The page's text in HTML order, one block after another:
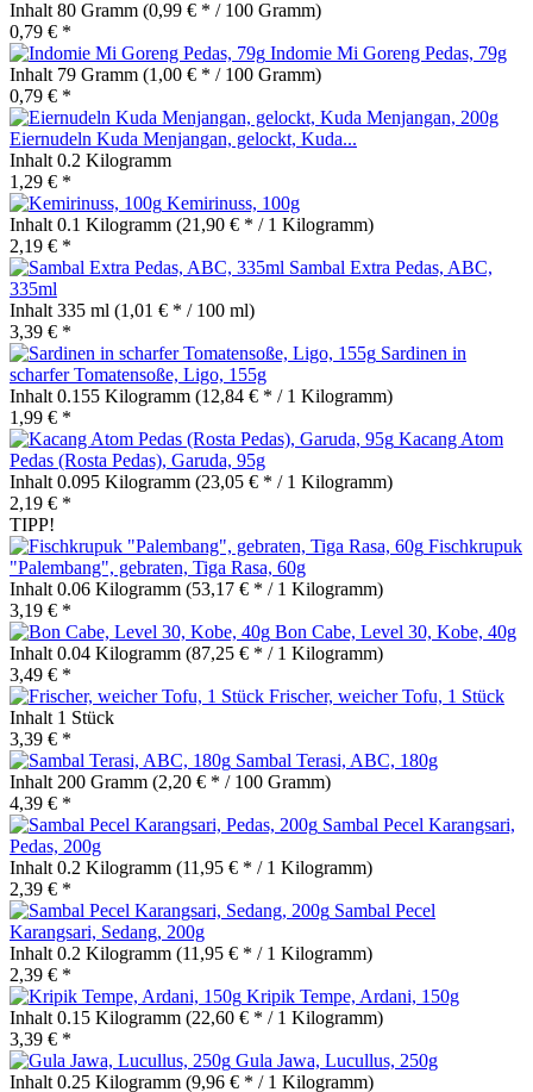
Inhalt 80 Gramm (0,99 € * / 100 Gramm)
0,79 € *
Indomie Mi Goreng Pedas, 79g
Inhalt 79 Gramm (1,00 € * / 100 Gramm)
0,79 € *
Eiernudeln Kuda Menjangan, gelockt, Kuda...
Inhalt 0.2 Kilogramm
1,29 € *
Kemirinuss, 100g
Inhalt 0.1 Kilogramm (21,90 € * / 1 Kilogramm)
2,19 € *
Sambal Extra Pedas, ABC,
335ml
Inhalt 335 ml (1,01 € * / 100 ml)
3,39 € *
Sardinen in
scharfer Tomatensoße, Ligo, 155g
Inhalt 0.155 Kilogramm (12,84 € * / 1 Kilogramm)
1,99 € *
Kacang Atom
Pedas (Rosta Pedas), Garuda, 95g
Inhalt 0.095 Kilogramm (23,05 € * / 1 Kilogramm)
2,19 € *
TIPP!
Fischkrupuk
"Palembang", gebraten, Tiga Rasa, 60g
Inhalt 0.06 Kilogramm (53,17 € * / 1 Kilogramm)
3,19 € *
Bon Cabe, Level 30, Kobe, 40g
Inhalt 0.04 Kilogramm (87,25 € * / 1 Kilogramm)
3,49 € *
Frischer, weicher Tofu, 1 Stück
Inhalt 1 Stück
3,39 € *
Sambal Terasi, ABC, 180g
Inhalt 200 Gramm (2,20 € * / 100 Gramm)
4,39 € *
Sambal Pecel Karangsari,
Pedas, 200g
Inhalt 0.2 Kilogramm (11,95 € * / 1 Kilogramm)
2,39 € *
Sambal Pecel
Karangsari, Sedang, 200g
Inhalt 0.2 Kilogramm (11,95 € * / 1 Kilogramm)
2,39 € *
Kripik Tempe, Ardani, 150g
Inhalt 0.15 Kilogramm (22,60 € * / 1 Kilogramm)
3,39 € *
Gula Jawa, Lucullus, 250g
Inhalt 0.25 Kilogramm (9,96 € * / 1 Kilogramm)